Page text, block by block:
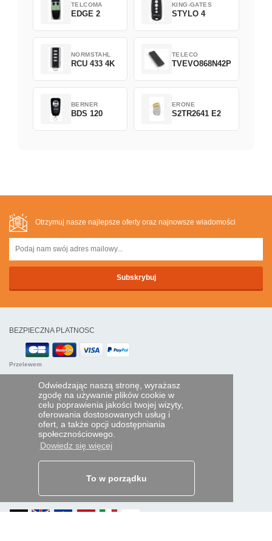
Odwiedzając naszą stronę, wyrażasz
zgodę na używanie plików cookie w
celu poprawienia jakości twojej wizyty,
oferowania dostosowanych usług i
ofert, a także opcji udostępniania
społecznościowego.
Dowiedz się więcej
To w porządku
TELCOMA
EDGE 2
KING-GATES
STYLO 4
NORMSTAHL
RCU 433 4K
TELECO
TVEVO868N42P
BERNER
BDS 120
ERONE
S2TR2641 E2
Otrzymuj nasze najlepsze oferty oraz najnowsze wiadomości
BEZPIECZNA PLATNOSC
Przelewem
POMOC I USŁUGI
Śledź swoje zamówienie
PILOTY EXPRESS
Kim jesteśmy?
Dane osobowe
ORAZ NA ŚWIECIE: